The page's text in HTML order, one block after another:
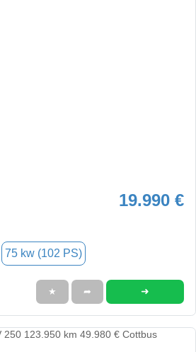
19.990 €
75 kw (102 PS)
★ ➦ ➜